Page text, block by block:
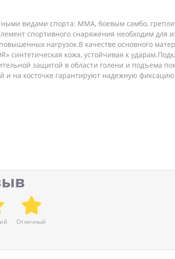
видами спорта: ММА, боевым самбо,
спортивного снаряжения необходим для
нагрузок.В качестве основного
синтетическая кожа, устойчивая к
защитой в области голени и подъема
и на косточке гарантируют надежную
Отличный